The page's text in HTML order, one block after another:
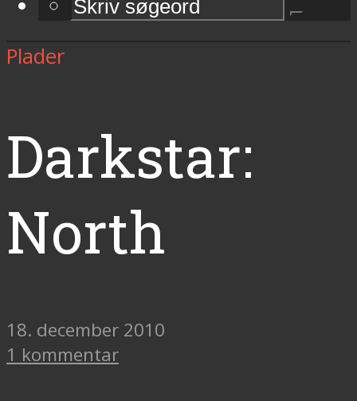
Plader
Darkstar:
North
18. december 2010
1 kommentar